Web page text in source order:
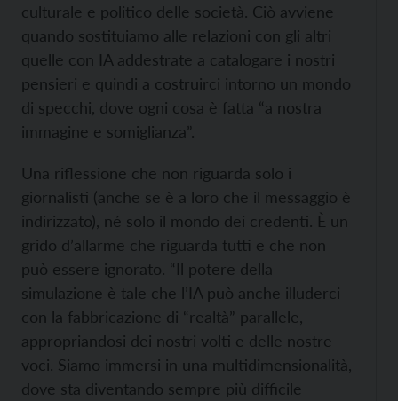
culturale e politico delle società. Ciò avviene
quando sostituiamo alle relazioni con gli altri
quelle con IA addestrate a catalogare i nostri
pensieri e quindi a costruirci intorno un mondo
di specchi, dove ogni cosa è fatta “a nostra
immagine e somiglianza”.
Una riflessione che non riguarda solo i
giornalisti (anche se è a loro che il messaggio è
indirizzato), né solo il mondo dei credenti. È un
grido d’allarme che riguarda tutti e che non
può essere ignorato. “Il potere della
simulazione è tale che l’IA può anche illuderci
con la fabbricazione di “realtà” parallele,
appropriandosi dei nostri volti e delle nostre
voci. Siamo immersi in una multidimensionalità,
dove sta diventando sempre più difficile